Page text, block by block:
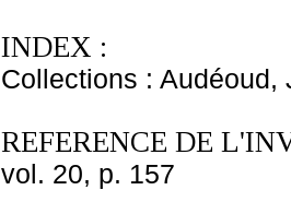
INDEX :
Collections : Audéoud,
REFERENCE DE
vol. 20, p. 157